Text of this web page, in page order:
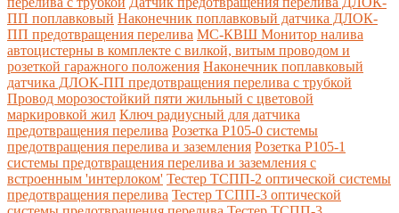
ПП поплавковый Наконечник поплавковый датчика ДЛОК-
ПП предотвращения перелива МС-КВШ Монитор налива
автоцистерны в комплекте с вилкой, витым проводом и
розеткой гаражного положения Наконечник поплавковый
датчика ДЛОК-ПП предотвращения перелива с трубкой
Провод морозостойкий пяти жильный с цветовой
маркировкой жил Ключ радиусный для датчика
предотвращения перелива Розетка Р105-0 системы
предотвращения перелива и заземления Розетка Р105-1
системы предотвращения перелива и заземления с
встроенным 'интерлоком' Тестер ТСПП-2 оптической системы
предотвращения перелива Тестер ТСПП-3 оптической